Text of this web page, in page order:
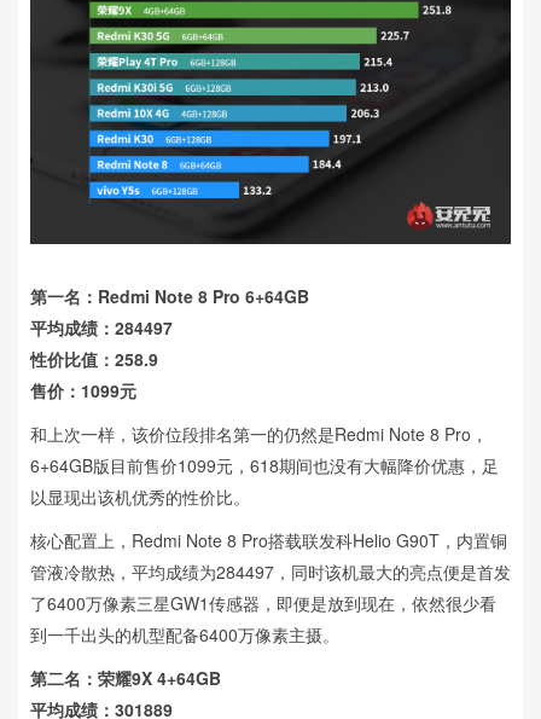
第一名：Redmi Note 8 Pro 6+64GB
平均成绩：284497
性价比值：258.9
售价：1099元
和上次一样，该价位段排名第一的仍然是Redmi Note 8 Pro，
6+64GB版目前售价1099元，618期间也没有大幅降价优惠，足
以显现出该机优秀的性价比。
核心配置上，Redmi Note 8 Pro搭载联发科Helio G90T，内置铜
管液冷散热，平均成绩为284497，同时该机最大的亮点便是首发
了6400万像素三星GW1传感器，即便是放到现在，依然很少看
到一千出头的机型配备6400万像素主摄。
第二名：荣耀9X 4+64GB
平均成绩：301889